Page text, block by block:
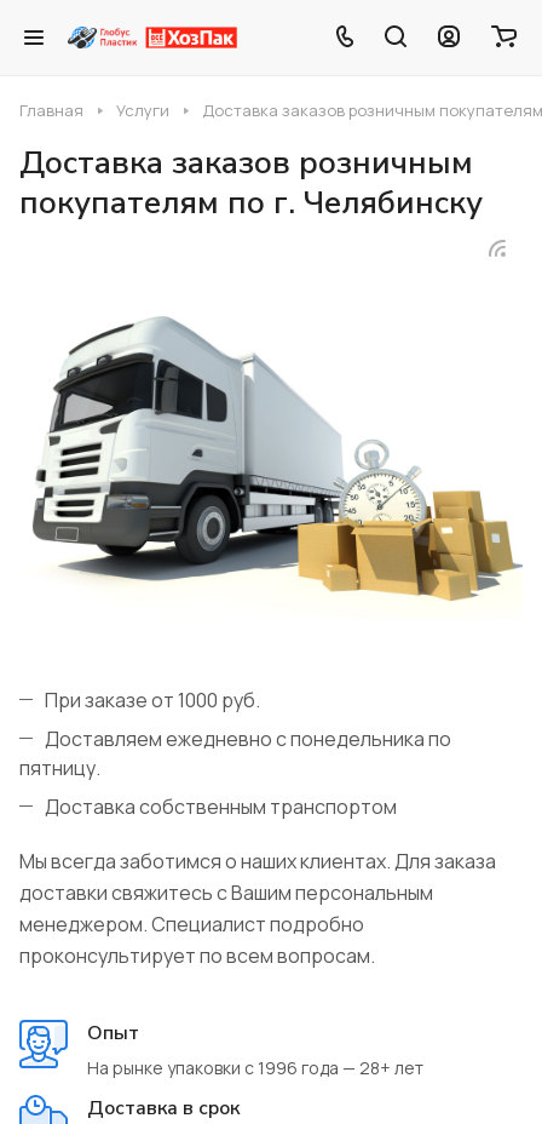
Главная Услуги Доставка заказов розничным
Доставка заказов розничным
покупателям по г. Челябинску
При заказе от 1000 руб.
Доставляем ежедневно с понедельника по
пятницу.
Доставка собственным транспортом
Мы всегда заботимся о наших клиентах. Для заказа
доставки свяжитесь с Вашим персональным
менеджером. Специалист подробно
проконсультирует по всем вопросам.
Опыт
На рынке упаковки с 1996 года — 28+ лет
Доставка в срок